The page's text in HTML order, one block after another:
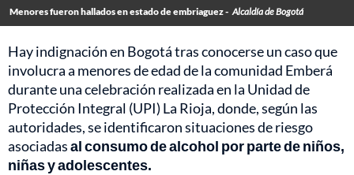
Menores fueron hallados en estado de embriaguez - Alcaldía de Bogotá
Hay indignación en Bogotá tras conocerse un caso que
involucra a menores de edad de la comunidad Emberá
durante una celebración realizada en la Unidad de
Protección Integral (UPI) La Rioja, donde, según las
autoridades, se identificaron situaciones de riesgo
asociadasal consumo de alcohol por parte de niños,
niñas y adolescentes.